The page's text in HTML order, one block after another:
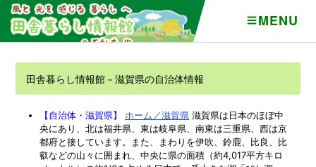
MENU
田舎暮らし情報館－滋賀県の自治体情報
【自治体・滋賀県】 ホーム／滋賀県 滋賀県は日本のほぼ中
央にあり、北は福井県、東は岐阜県、南東は三重県、西は京
都府と接しています。また、まわりを伊吹、鈴鹿、比良、比
叡などの山々に囲まれ、中央に県の面積（約4,017平方キロ